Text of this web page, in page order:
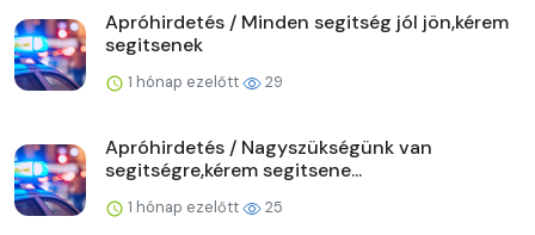
Apróhirdetés / Minden segitség jól jön,kérem
segitsenek
1 hónap ezelőtt 29
Apróhirdetés / Nagyszükségünk van
segitségre,kérem segitsene...
1 hónap ezelőtt 25